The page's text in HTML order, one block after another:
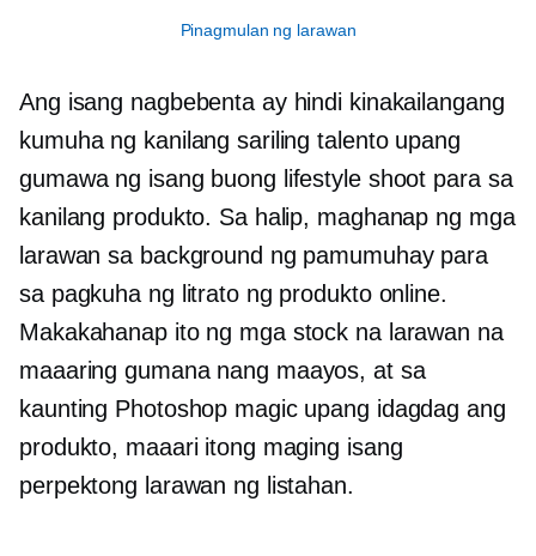
Pinagmulan ng larawan
Ang isang nagbebenta ay hindi kinakailangang
kumuha ng kanilang sariling talento upang
gumawa ng isang buong lifestyle shoot para sa
kanilang produkto. Sa halip, maghanap ng mga
larawan sa background ng pamumuhay para
sa pagkuha ng litrato ng produkto online.
Makakahanap ito ng mga stock na larawan na
maaaring gumana nang maayos, at sa
kaunting Photoshop magic upang idagdag ang
produkto, maaari itong maging isang
perpektong larawan ng listahan.